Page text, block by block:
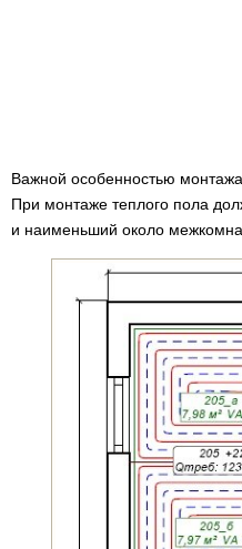
Важной особенностью
При монтаже теплого пола
и наименьший около